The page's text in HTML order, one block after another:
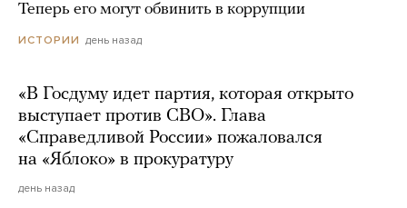
Теперь его могут обвинить в коррупции
ИСТОРИИ день назад
«В Госдуму идет партия, которая открыто
выступает против СВО». Глава
«Справедливой России» пожаловался
на «Яблоко» в прокуратуру
день назад